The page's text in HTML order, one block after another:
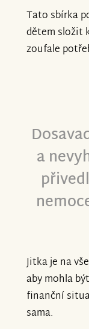
Tato sbírka
dětem složit
zoufale
a
Jitka je na
aby mohla
finanční
sama.